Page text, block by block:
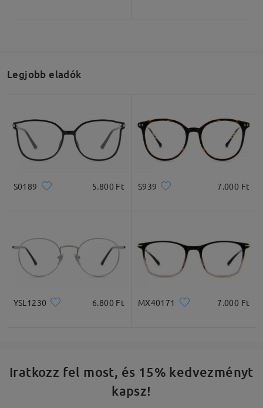
Legjobb eladók
S0189 5.800 Ft S939 7.000 Ft
YSL1230 6.800 Ft MX40171 7.000 Ft
Iratkozz fel most, és 15% kedvezményt
kapsz!